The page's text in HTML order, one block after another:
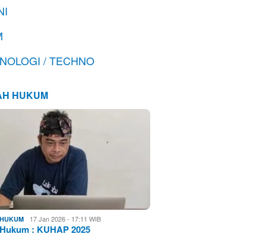
/ TECHNO
HUKUM
17 Jan 2026 - 17:11 WIB
: KUHAP 2025